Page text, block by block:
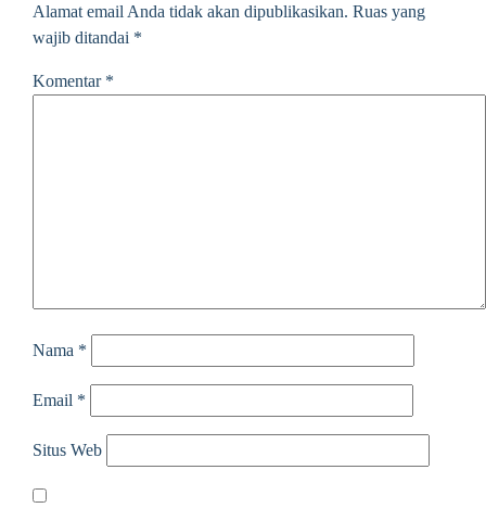
Alamat email Anda tidak akan dipublikasikan. Ruas yang
wajib ditandai *
Komentar *
Nama *
Email *
Situs Web